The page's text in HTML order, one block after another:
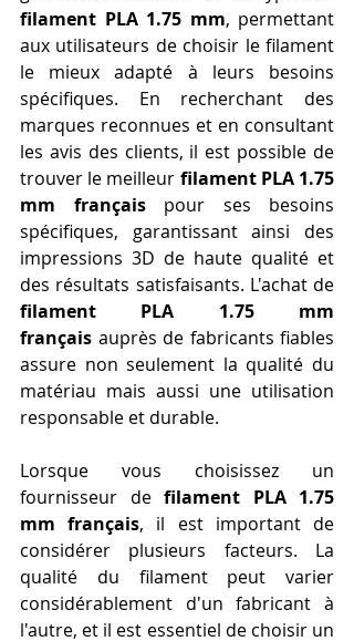
filament PLA 1.75 mm, permettant
aux utilisateurs de choisir le filament
le mieux adapté à leurs besoins
spécifiques. En recherchant des
marques reconnues et en consultant
les avis des clients, il est possible de
trouver le meilleur filament PLA 1.75
mm français pour ses besoins
spécifiques, garantissant ainsi des
impressions 3D de haute qualité et
filament PLA 1.75 mm
français auprès de fabricants fiables
assure non seulement la qualité du
matériau mais aussi une utilisation
responsable et durable.
Lorsque vous choisissez un
fournisseur de filament PLA 1.75
mm français, il est important de
considérer plusieurs facteurs. La
qualité du filament peut varier
considérablement d'un fabricant à
l'autre, et il est essentiel de choisir un